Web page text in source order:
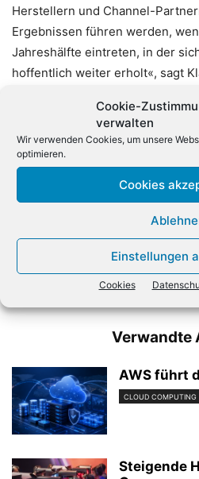
Cookie-
verwalten
Wir verwenden Cookies, um unsere
optimieren.
Cookies
Einstellungen
Cookies
Herstellern und Channel-
Ergebnissen führen werden,
Jahreshälfte eintreten, in der
hoffentlich weiter erholt«, sagt
Konsumflaute und Händler-
Frust vor dem
Jahresendgeschäft
Verwandte
AWS führt
CLOUD COMPUTING
Steigende